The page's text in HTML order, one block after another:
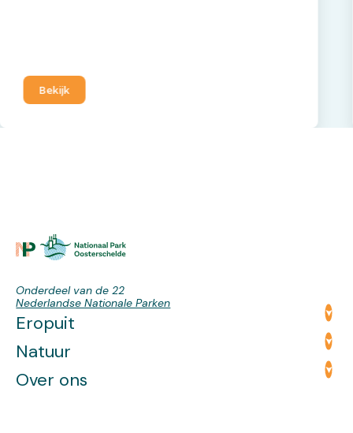
Bekijk
Onderdeel van de 22
Nederlandse Nationale Parken
Eropuit
Natuur
Over ons